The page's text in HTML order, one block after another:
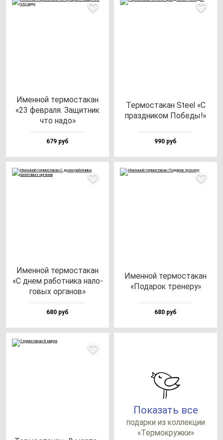
Имен­ной тер­мос­та­кан
«23 фев­ра­ля. Защит­ник
что на­до»
679 руб
Тер­мос­та­кан Ste­el «С
праз­дни­ком Побе­ды!»
990 руб
Имен­ной тер­мос­та­кан
«С днем ра­бот­ни­ка на­ло­
го­вых ор­га­нов»
680 руб
Имен­ной тер­мос­та­кан
«Пода­рок тре­не­ру»
680 руб
Показать все
по­дар­ки из кол­лек­ции
«Тер­мок­руж­ки»